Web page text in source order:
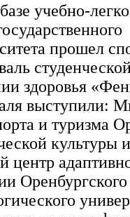
учебно-
прошел
здоровья
выступили:
и туризма
культуры
Оренбургского